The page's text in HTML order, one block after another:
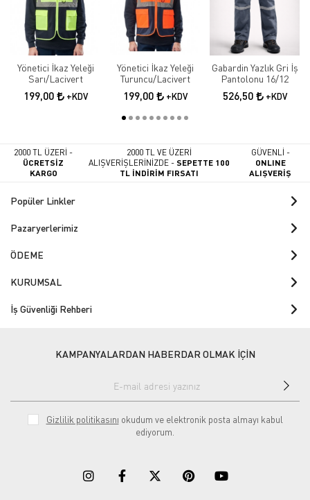
Yönetici İkaz Yeleği
Sarı/Lacivert
199,00 +KDV
Yönetici İkaz Yeleği
Turuncu/Lacivert
199,00 +KDV
Gabardin Yazlık Gri İş
Pantolonu 16/12
526,50 +KDV
2000 TL ÜZERİ -
ÜCRETSİZ
KARGO
2000 TL VE ÜZERİ
ALIŞVERİŞLERİNİZDE -SEPETTE 100
TL İNDİRİM FIRSATI
GÜVENLİ -
ONLINE
ALIŞVERİŞ
Popüler Linkler
Pazaryerlerimiz
ÖDEME
KURUMSAL
İş Güvenliği Rehberi
KAMPANYALARDAN HABERDAR OLMAK İÇİN
Gizlilik politikasını okudum ve elektronik posta almayı kabul
ediyorum.